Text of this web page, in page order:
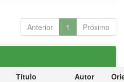
Anterior 1 Próximo
Título Autor